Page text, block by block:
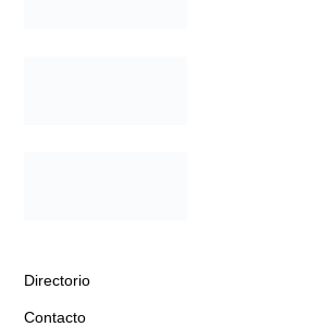
Directorio
Contacto